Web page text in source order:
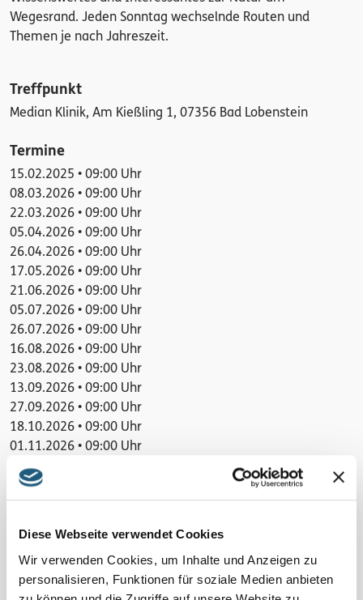
Diese Webseite verwendet Cookies
Wir verwenden Cookies, um Inhalte und Anzeigen zu
personalisieren, Funktionen für soziale Medien anbieten
Wegesrand. Jeden Sonntag wechselnde Routen und
Themen je nach Jahreszeit.
Treffpunkt
Median Klinik, Am Kießling 1, 07356 Bad Lobenstein
Termine
15.02.2025 • 09:00 Uhr
08.03.2026 • 09:00 Uhr
22.03.2026 • 09:00 Uhr
05.04.2026 • 09:00 Uhr
26.04.2026 • 09:00 Uhr
17.05.2026 • 09:00 Uhr
21.06.2026 • 09:00 Uhr
05.07.2026 • 09:00 Uhr
26.07.2026 • 09:00 Uhr
16.08.2026 • 09:00 Uhr
23.08.2026 • 09:00 Uhr
13.09.2026 • 09:00 Uhr
27.09.2026 • 09:00 Uhr
18.10.2026 • 09:00 Uhr
01.11.2026 • 09:00 Uhr
22.11.2026 • 09:00 Uhr
06.12.2026 • 09:00 Uhr
Veranstaltung verpasst?
Schauen Sie unter„Naturpark-Erlebnisse und -Angebote“